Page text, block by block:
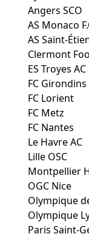
Angers SCO
AS Monaco
AS Saint-
Clermont
ES Troyes AC
FC
FC Lorient
FC Metz
FC Nantes
Le Havre AC
Lille OSC
Montpellier
OGC Nice
Olympique
Olympique
Paris Saint-